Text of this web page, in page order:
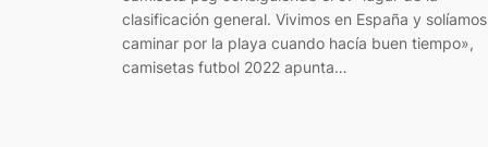
clasificación general. Vivimos en España y solíamos
caminar por la playa cuando hacía buen tiempo»,
camisetas futbol 2022 apunta…